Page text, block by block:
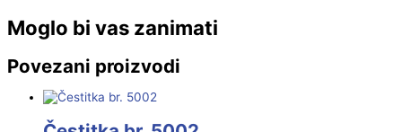
Moglo bi vas zanimati
Povezani proizvodi